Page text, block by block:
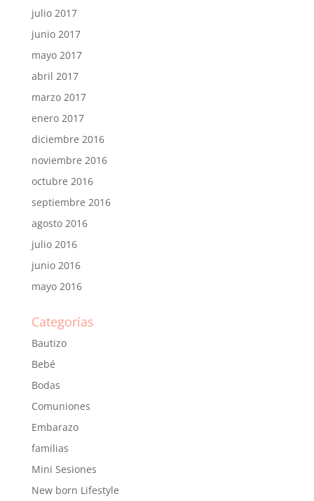
julio 2017
junio 2017
mayo 2017
abril 2017
marzo 2017
enero 2017
diciembre 2016
noviembre 2016
octubre 2016
septiembre 2016
agosto 2016
julio 2016
junio 2016
mayo 2016
Categorías
Bautizo
Bebé
Bodas
Comuniones
Embarazo
familias
Mini Sesiones
New born Lifestyle